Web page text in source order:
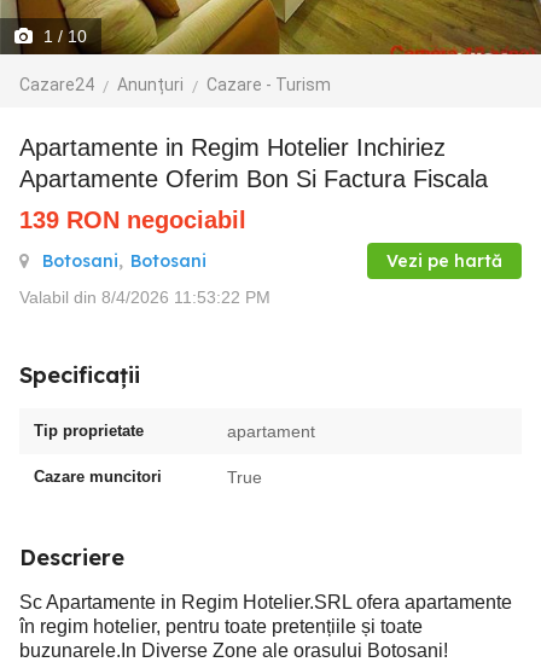
1 / 10
Cazare24 Anunțuri Cazare - Turism
Apartamente in Regim Hotelier Inchiriez
Apartamente Oferim Bon Si Factura Fiscala
139 RON negociabil
Botosani, Botosani Vezi pe hartă
Valabil din 8/4/2026 11:53:22 PM
Specificații
Tip proprietate apartament
Cazare muncitori True
Descriere
Sc Apartamente in Regim Hotelier.SRL ofera apartamente
în regim hotelier, pentru toate pretențiile și toate
buzunarele.In Diverse Zone ale orasului Botosani!